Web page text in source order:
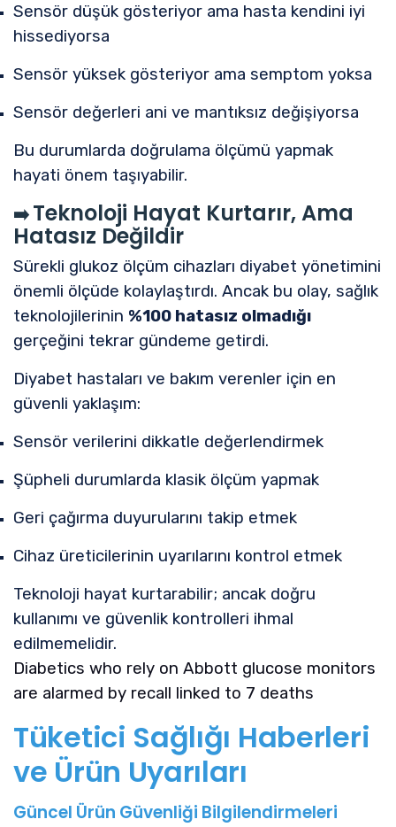
Sensör düşük gösteriyor ama hasta kendini iyi
hissediyorsa
Sensör yüksek gösteriyor ama semptom yoksa
Sensör değerleri ani ve mantıksız değişiyorsa
Bu durumlarda doğrulama ölçümü yapmak
hayati önem taşıyabilir.
➡️Teknoloji Hayat Kurtarır, Ama
Hatasız Değildir
Sürekli glukoz ölçüm cihazları diyabet yönetimini
önemli ölçüde kolaylaştırdı. Ancak bu olay, sağlık
teknolojilerinin %100 hatasız olmadığı
gerçeğini tekrar gündeme getirdi.
Diyabet hastaları ve bakım verenler için en
güvenli yaklaşım:
Sensör verilerini dikkatle değerlendirmek
Şüpheli durumlarda klasik ölçüm yapmak
Geri çağırma duyurularını takip etmek
Cihaz üreticilerinin uyarılarını kontrol etmek
Teknoloji hayat kurtarabilir; ancak doğru
kullanımı ve güvenlik kontrolleri ihmal
edilmemelidir.
Diabetics who rely on Abbott glucose monitors
are alarmed by recall linked to 7 deaths
Tüketici Sağlığı Haberleri
ve Ürün Uyarıları
Güncel Ürün Güvenliği Bilgilendirmeleri